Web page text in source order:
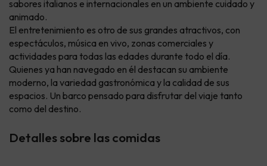
sabores italianos e internacionales en un ambiente cuidado y
animado.
El entretenimiento es otro de sus grandes atractivos, con
espectáculos, música en vivo, zonas comerciales y
actividades para todas las edades durante todo el día.
Quienes ya han navegado en él destacan su ambiente
moderno, la variedad gastronómica y la calidad de sus
espacios. Un barco pensado para disfrutar del viaje tanto
como del destino.
Detalles sobre las comidas